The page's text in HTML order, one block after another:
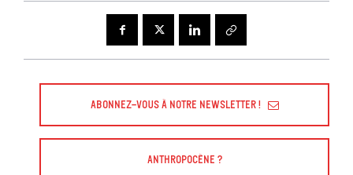
Abonnez-vous à Notre Newsletter !
Anthropocène ?